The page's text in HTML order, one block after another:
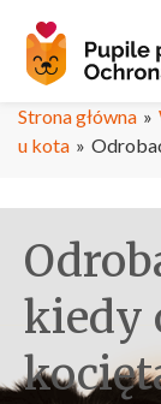
Strona główna »
u kota »
kiedy